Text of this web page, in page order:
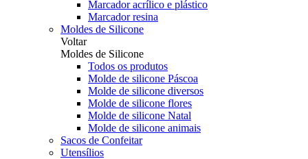
Marcador acrílico e plástico
Marcador resina
Moldes de Silicone
Voltar
Moldes de Silicone
Todos os produtos
Molde de silicone Páscoa
Molde de silicone diversos
Molde de silicone flores
Molde de silicone Natal
Molde de silicone animais
Sacos de Confeitar
Utensílios